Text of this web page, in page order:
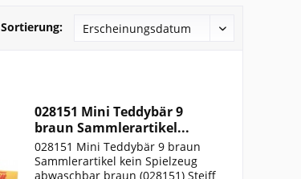
Sortierung:
028151 Mini Teddybär 9
braun Sammlerartikel...
028151 Mini Teddybär 9 braun
Sammlerartikel kein Spielzeug
abwaschbar braun (028151) Steiff